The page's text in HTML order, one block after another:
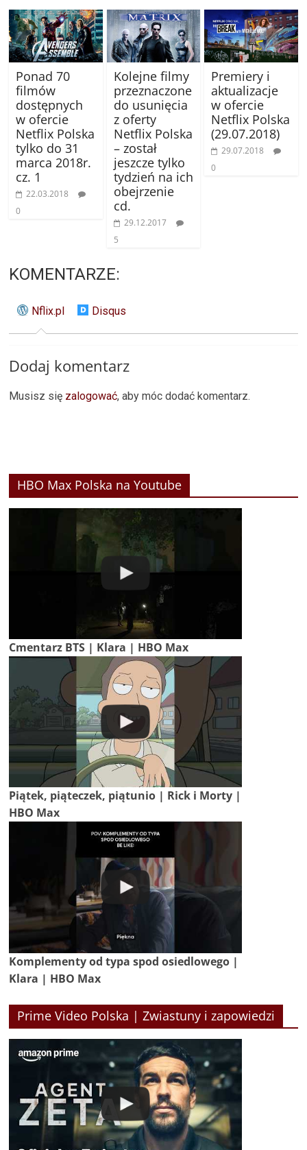
Ponad 70
filmów
dostępnych
w ofercie
Netflix Polska
tylko do 31
marca 2018r.
cz. 1
22.03.2018
0
Kolejne filmy
przeznaczone
do usunięcia
z oferty
Netflix Polska
– został
jeszcze tylko
tydzień na ich
obejrzenie
cd.
29.12.2017
5
Premiery i
aktualizacje
w ofercie
Netflix Polska
(29.07.2018)
29.07.2018
0
KOMENTARZE:
Nflix.pl Disqus
Dodaj komentarz
Musisz się zalogować, aby móc dodać komentarz.
HBO Max Polska na Youtube
Cmentarz BTS | Klara | HBO Max
Piątek, piąteczek, piątunio | Rick i Morty |
HBO Max
Komplementy od typa spod osiedlowego |
Klara | HBO Max
Prime Video Polska | Zwiastuny i zapowiedzi